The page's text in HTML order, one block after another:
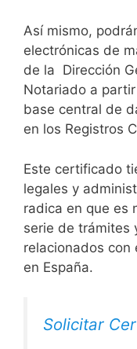
Así mismo,
electrónicas de
de la Dirección
Notariado a
base central de
en los Registros
Este certificado
legales y
radica en que es
serie de trámites
relacionados con
en España.
Solicitar